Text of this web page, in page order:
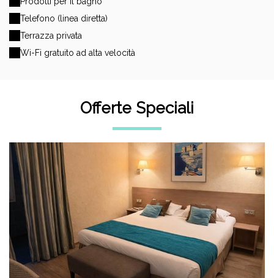
Telefono (linea diretta)
Terrazza privata
Wi-Fi gratuito ad alta velocità
Offerte Speciali